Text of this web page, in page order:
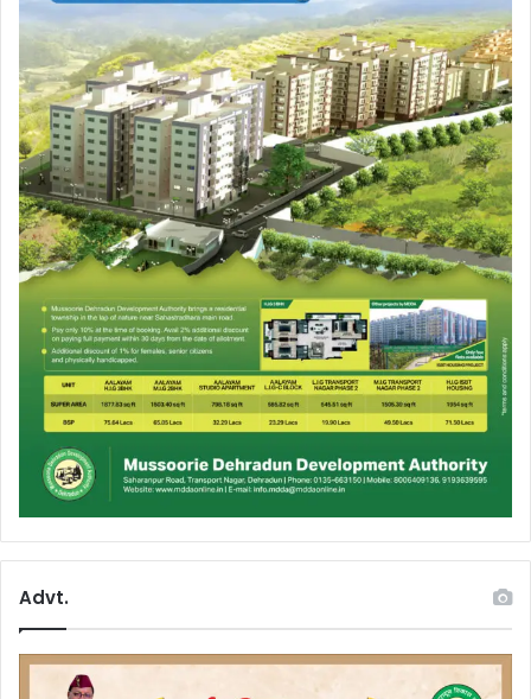
Advt.